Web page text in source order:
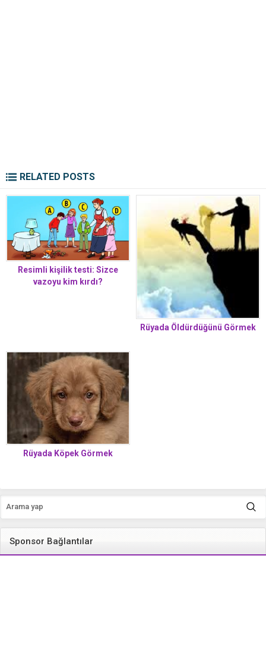
RELATED POSTS
Resimli kişilik testi: Sizce
vazoyu kim kırdı?
Rüyada Öldürdüğünü Görmek
Rüyada Köpek Görmek
Sponsor Bağlantılar